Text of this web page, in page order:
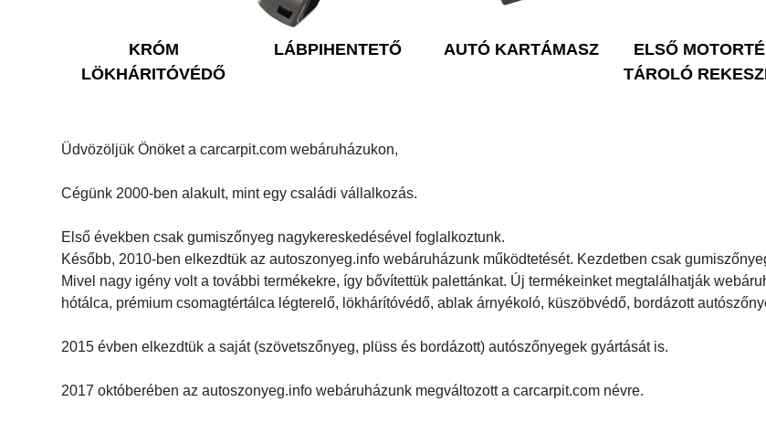
KRÓM
LÖKHÁRITÓVÉDŐ
LÁBPIHENTETŐ AUTÓ KARTÁMASZ
ELSŐ
TÁROLÓ
Üdvözöljük Önöket a carcarpit.com webáruházukon,
Cégünk 2000-ben alakult, mint egy családi vállalkozás.
Első években csak gumiszőnyeg nagykereskedésével foglalkoztunk.
Később, 2010-ben elkezdtük az autoszonyeg.info webáruházunk működtetését. Kezdetben csak
Mivel nagy igény volt a további termékekre, így bővítettük palettánkat. Új termékeinket megtalálhatják
hótálca, prémium csomagtértálca légterelő, lökhárítóvédő, ablak árnyékoló, küszöbvédő, bordázott
2015 évben elkezdtük a saját (szövetszőnyeg, plüss és bordázott) autószőnyegek gyártását is.
2017 októberében az autoszonyeg.info webáruházunk megváltozott a carcarpit.com névre.